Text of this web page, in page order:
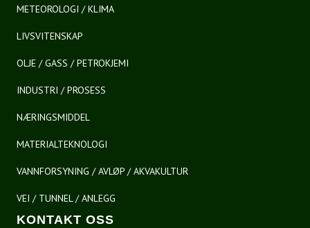
METEOROLOGI / KLIMA
LIVSVITENSKAP
OLJE / GASS / PETROKJEMI
INDUSTRI / PROSESS
NÆRINGSMIDDEL
MATERIALTEKNOLOGI
VANNFORSYNING / AVLØP / AKVAKULTUR
VEI / TUNNEL / ANLEGG
KONTAKT OSS